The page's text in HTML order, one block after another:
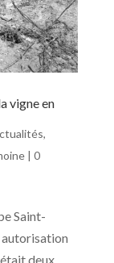
vigne en
,
| 0
Saint-
autorisation
deux